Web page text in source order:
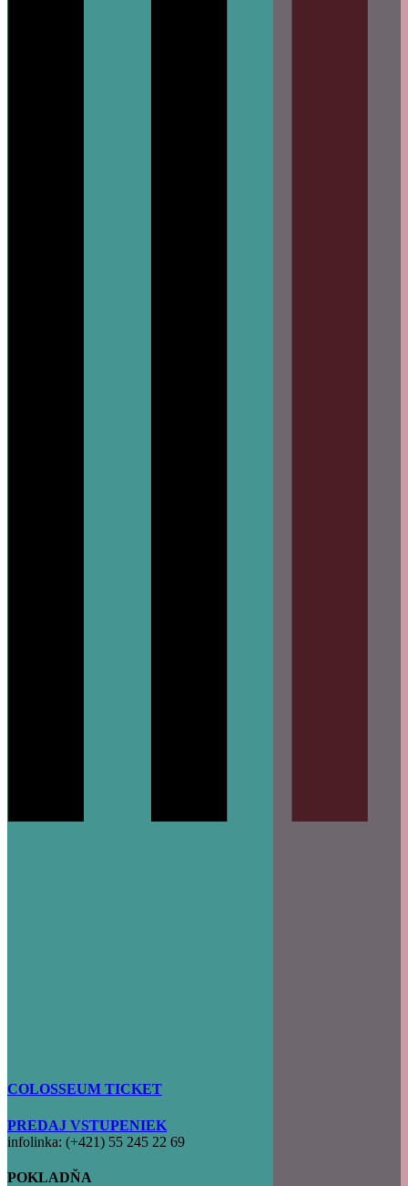
COLOSSEUM TICKET
PREDAJ VSTUPENIEK
infolinka: (+421) 55 245 22 69
POKLADŇA